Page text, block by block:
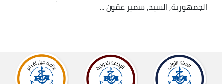
الجمهورية, السيد, سمير عقون ...